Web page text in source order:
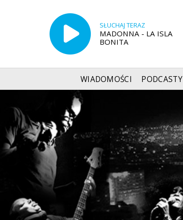
SŁUCHAJ TERAZ
MADONNA - LA ISLA
BONITA
WIADOMOŚCI PODCASTY